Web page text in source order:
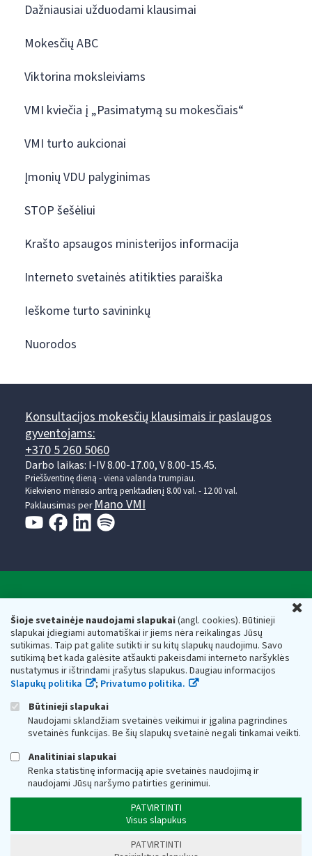
Šioje svetainėje naudojami slapukai(angl. cookies). Būtinieji
slapukai įdiegiami automatiškai ir jiems nėra reikalingas Jūsų
sutikimas. Taip pat galite sutikti ir su kitų slapukų naudojimu. Savo
sutikimą bet kada galėsite atšaukti pakeisdami interneto naršyklės
nustatymus ir ištrindami įrašytus slapukus. Daugiau informacijos
Slapukų politika
; Privatumo politika.
Būtinieji slapukai
Naudojami sklandžiam svetainės veikimui ir įgalina pagrindines
svetainės funkcijas. Be šių slapukų svetainė negali tinkamai veikti.
Analitiniai slapukai
Renka statistinę informaciją apie svetainės naudojimą ir
naudojami Jūsų naršymo patirties gerinimui.
PATVIRTINTI
Visus slapukus
PATVIRTINTI
Dažniausiai užduodami klausimai
Mokesčių ABC
Viktorina moksleiviams
VMI kviečia į „Pasimatymą su mokesčiais“
VMI turto aukcionai
Įmonių VDU palyginimas
STOP šešėliui
Krašto apsaugos ministerijos informacija
Interneto svetainės atitikties paraiška
Ieškome turto savininkų
Nuorodos
Konsultacijos mokesčių klausimais ir paslaugos
gyventojams:
+370 5 260 5060
Darbo laikas: I-IV 8.00-17.00, V 8.00-15.45.
Prieššventinę dieną - viena valanda trumpiau.
Kiekvieno mėnesio antrą penktadienį 8.00 val. - 12.00 val.
Paklausimas per Mano VMI
Respublikos finansų ministerijos
Biudžetinė įstaiga. Juridinio asmens kodas — 188659752,
adresas: Vasario 16-osios g. 14, 01107 Vilnius, Lietuva, el.paštas:
vmi@vmi.lt, E. pristatymo dėžutės adresas 188659752
Duomenys apie Valstybinę mokesčių inspekciją prie Lietuvos
Respublikos finansų ministerijos kaupiami ir saugomi Juridinių